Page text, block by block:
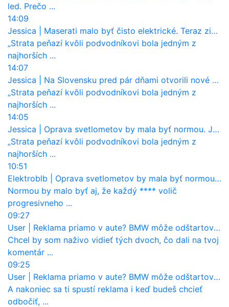
led. Prečo ...
14:09
Jessica
Maserati malo byť čisto elektrické. Teraz zisťuje, že potrebuje nový osemvalcový motor
„Strata peňazí kvôli podvodníkovi bola jedným z
najhorších ...
14:07
Jessica
Na Slovensku pred pár dňami otvorili nové mosty, ktoré to sú?
„Strata peňazí kvôli podvodníkovi bola jedným z
najhorších ...
14:05
Jessica
Oprava svetlometov by mala byť normou. Jeden nový dnes stojí priemerne 1251 eur!
„Strata peňazí kvôli podvodníkovi bola jedným z
najhorších ...
10:51
Elektroblb
Oprava svetlometov by mala byť normou. Jeden nový dnes stojí priemerne 1251 eur!
Normou by malo byť aj, že každý **** volič
progresivneho ...
09:27
User
Reklama priamo v aute? BMW môže odštartovať nový trend
Chcel by som naživo vidieť tých dvoch, čo dali na tvoj
komentár ...
09:25
User
Reklama priamo v aute? BMW môže odštartovať nový trend
A nakoniec sa ti spustí reklama i keď budeš chcieť
odbočiť, ...